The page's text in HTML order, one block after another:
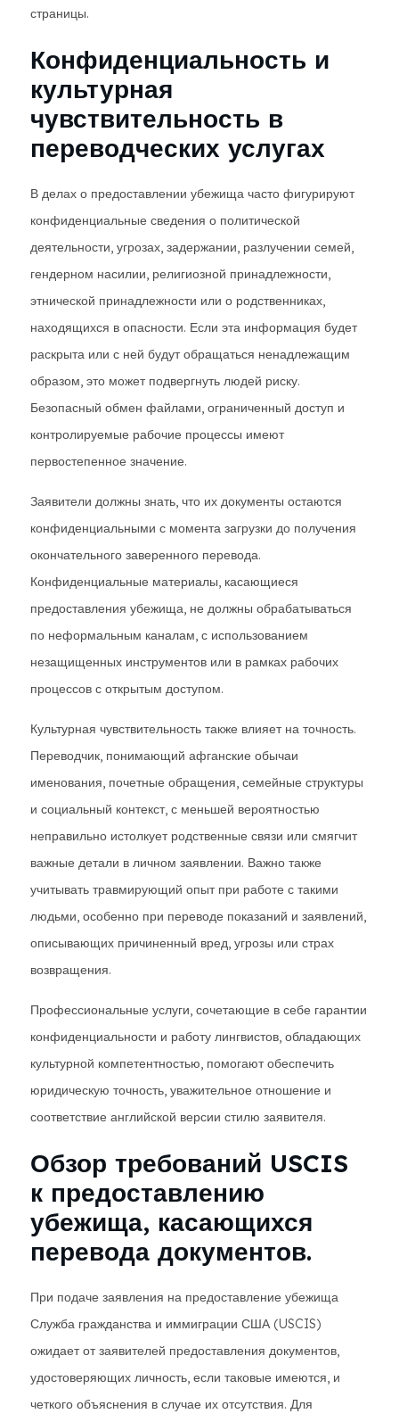
страницы.
Конфиденциальность и
культурная
чувствительность в
переводческих услугах
В делах о предоставлении убежища часто фигурируют
конфиденциальные сведения о политической
деятельности, угрозах, задержании, разлучении семей,
гендерном насилии, религиозной принадлежности,
этнической принадлежности или о родственниках,
находящихся в опасности. Если эта информация будет
раскрыта или с ней будут обращаться ненадлежащим
образом, это может подвергнуть людей риску.
Безопасный обмен файлами, ограниченный доступ и
контролируемые рабочие процессы имеют
первостепенное значение.
Заявители должны знать, что их документы остаются
конфиденциальными с момента загрузки до получения
окончательного заверенного перевода.
Конфиденциальные материалы, касающиеся
предоставления убежища, не должны обрабатываться
по неформальным каналам, с использованием
незащищенных инструментов или в рамках рабочих
процессов с открытым доступом.
Культурная чувствительность также влияет на точность.
Переводчик, понимающий афганские обычаи
именования, почетные обращения, семейные структуры
и социальный контекст, с меньшей вероятностью
неправильно истолкует родственные связи или смягчит
важные детали в личном заявлении. Важно также
учитывать травмирующий опыт при работе с такими
людьми, особенно при переводе показаний и заявлений,
описывающих причиненный вред, угрозы или страх
возвращения.
Профессиональные услуги, сочетающие в себе гарантии
конфиденциальности и работу лингвистов, обладающих
культурной компетентностью, помогают обеспечить
юридическую точность, уважительное отношение и
соответствие английской версии стилю заявителя.
Обзор требований USCIS
к предоставлению
убежища, касающихся
перевода документов.
При подаче заявления на предоставление убежища
Служба гражданства и иммиграции США (USCIS)
ожидает от заявителей предоставления документов,
удостоверяющих личность, если таковые имеются, и
четкого объяснения в случае их отсутствия. Для